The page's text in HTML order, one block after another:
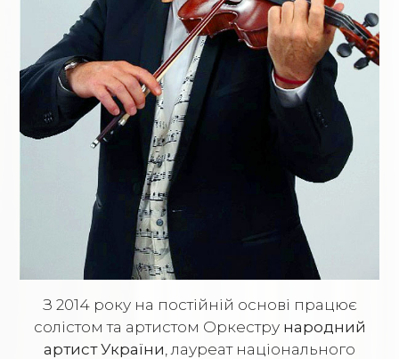
З 2014 року на постійній основі працює
солістом та артистом Оркестру народний
артист України , лауреат національного